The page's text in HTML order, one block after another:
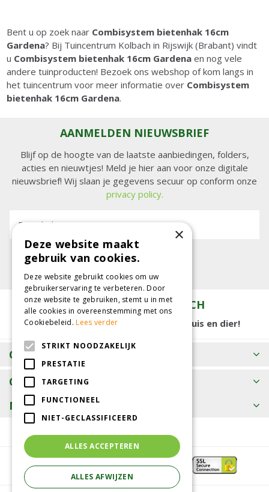
Bent u op zoek naar Combisystem bietenhak 16cm
Gardena? Bij Tuincentrum Kolbach in Rijswijk (Brabant) vindt
u Combisystem bietenhak 16cm Gardena en nog vele
andere tuinproducten! Bezoek ons webshop of kom langs in
het tuincentrum voor meer informatie over Combisystem
bietenhak 16cm Gardena.
AANMELDEN NIEUWSBRIEF
Blijf op de hoogte van de laatste aanbiedingen, folders,
acties en nieuwtjes! Meld je hier aan voor onze digitale
nieuwsbrief! Wij slaan je gegevens secuur op conform onze
privacy policy.
E-mailadres:
TUINCENTRUM KOLBACH
15.000 m2 winkelplezier voor tuin, huis en dier!
OPENINGSTIJDEN
CONTACT
MEER INFORMATIE
×
Deze website maakt
gebruik van cookies.
Deze website gebruikt cookies om uw
gebruikerservaring te verbeteren. Door
onze website te gebruiken, stemt u in met
alle cookies in overeenstemming met ons
Cookiebeleid.Lees verder
STRIKT NOODZAKELIJK
PRESTATIE
TARGETING
FUNCTIONEEL
NIET-GECLASSIFICEERD
ALLES ACCEPTEREN
ALLES AFWIJZEN